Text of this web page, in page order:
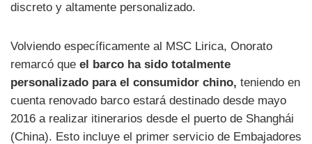
discreto y altamente personalizado.
Volviendo específicamente al MSC Lirica, Onorato
remarcó que el barco ha sido totalmente
personalizado para el consumidor chino, teniendo en
cuenta renovado barco estará destinado desde mayo
2016 a realizar itinerarios desde el puerto de Shanghái
(China). Esto incluye el primer servicio de Embajadores